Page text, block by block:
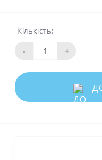
Кількість:
-
+